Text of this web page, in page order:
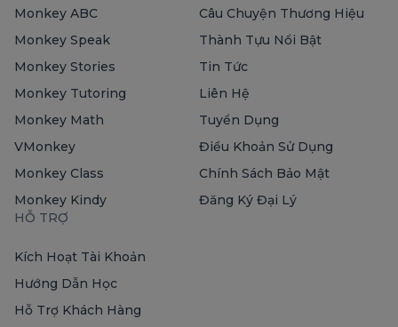
Monkey ABC
Monkey Speak
Monkey Stories
Monkey Tutoring
Monkey Math
VMonkey
Monkey Class
Monkey Kindy
Câu Chuyện Thương Hiệu
Thành Tựu Nổi Bật
Tin Tức
Liên Hệ
Tuyển Dụng
Điều Khoản Sử Dụng
Chính Sách Bảo Mật
Đăng Ký Đại Lý
HỖ TRỢ
Kích Hoạt Tài Khoản
Hướng Dẫn Học
Hỗ Trợ Khách Hàng